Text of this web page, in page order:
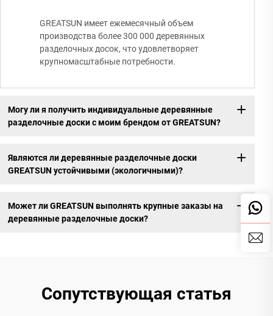
GREATSUN имеет ежемесячный объем
производства более 300 000 деревянных
разделочных досок, что удовлетворяет
крупномасштабные потребности.
Могу ли я получить индивидуальные деревянные
разделочные доски с моим брендом от GREATSUN?
Являются ли деревянные разделочные доски
GREATSUN устойчивыми (экологичными)?
Может ли GREATSUN выполнять крупные заказы на
деревянные разделочные доски?
Сопутствующая статья